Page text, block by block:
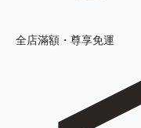
全店滿額・尊享免運